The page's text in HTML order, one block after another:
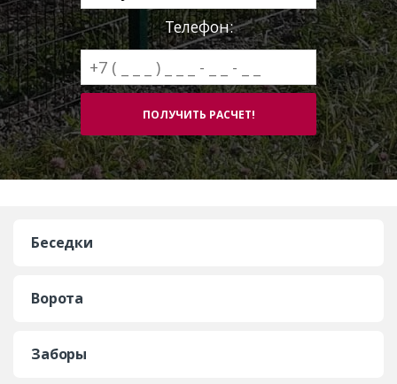
Телефон:
Беседки
Ворота
Заборы